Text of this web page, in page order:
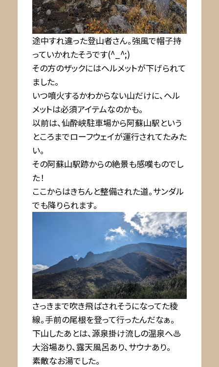
途中すれ違った登山者さん。強風で帽子持
っていかれたそうです(^_^;)
その方のザックにはヘルメットが下げられて
ました。
いつ噴火するかわからない山だけに、ヘル
メットは必須アイテムなのかも。
以前は、仙酔峡駐車場から阿蘇山駅という
ところまでローフウェイが運行されてたみた
い。
その阿蘇山駅跡からの絶景も感嘆ものでし
た！
ここからはきちんと整備された道。サンダル
でも降りられます。
さっきまで吹き飛ばされそうになってた稜
線。手前の尾根を登って行ったんだなぁ。
下山したあとは、源泉掛け流しの温泉へ♨
大浴場あり、露天風呂あり、サウナあり。
素敵なお湯でした。